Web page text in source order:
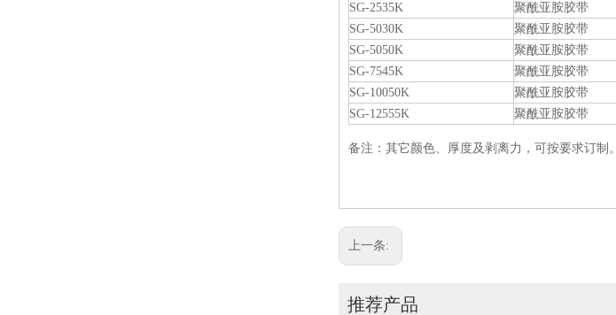
SG-2535K
聚酰亚胺胶带
SG-5030K
聚酰亚胺胶带
SG-5050K
聚酰亚胺胶带
SG-7545K
聚酰亚胺胶带
SG-10050K
聚酰亚胺胶带
SG-12555K
聚酰亚胺胶带
备注：其它颜色、厚度及剥离力，可按要求订制。
上一条:
推荐产品